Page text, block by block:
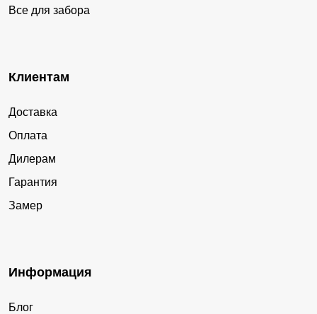
Все для забора
Клиентам
Доставка
Оплата
Дилерам
Гарантия
Замер
Информация
Блог